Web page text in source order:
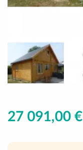
27 091,00 €